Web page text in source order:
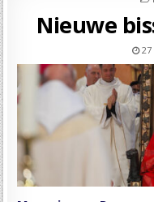
Verslag evangelisatieactie
UITGEDRAGEN –
Uitnodiging
Hemelvaartsgroet
Vrede en gerechtigheid
Open brief over de
Nieuwe
27